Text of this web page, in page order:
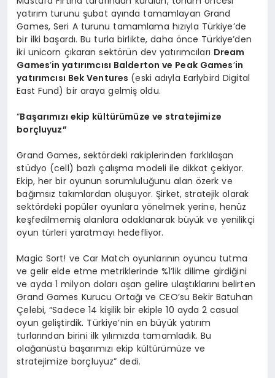
yatırım turunu şubat ayında tamamlayan Grand
Games, Seri A turunu tamamlama hızıyla Türkiye’de
bir ilki başardı. Bu turla birlikte, daha önce Türkiye’den
iki unicorn çıkaran sektörün dev yatırımcıları Dream
Games’in yatırımcısı Balderton ve Peak Games’in
yatırımcısı Bek Ventures (eski adıyla Earlybird Digital
East Fund) bir araya gelmiş oldu.
“Başarımızı ekip kültürümüze ve stratejimize
borçluyuz”
Grand Games, sektördeki rakiplerinden farklılaşan
stüdyo (cell) bazlı çalışma modeli ile dikkat çekiyor.
Ekip, her bir oyunun sorumluluğunu alan özerk ve
bağımsız takımlardan oluşuyor. Şirket, stratejik olarak
sektördeki popüler oyunlara yönelmek yerine, henüz
keşfedilmemiş alanlara odaklanarak büyük ve yenilikçi
oyun türleri yaratmayı hedefliyor.
Magic Sort! ve Car Match oyunlarının oyuncu tutma
ve gelir elde etme metriklerinde %1’lik dilime girdiğini
ve ayda 1 milyon doları aşan gelire ulaştıklarını belirten
Grand Games Kurucu Ortağı ve CEO’su Bekir Batuhan
Çelebi, “Sadece 14 kişilik bir ekiple 10 ayda 2 casual
oyun geliştirdik. Türkiye’nin en büyük yatırım
turlarından birini ilk yılımızda tamamladık. Bu
olağanüstü başarımızı ekip kültürümüze ve
stratejimize borçluyuz” dedi.